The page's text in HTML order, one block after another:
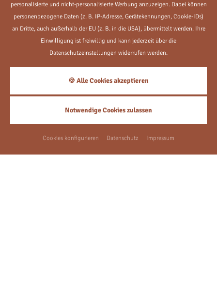
personalisierte und nicht-personalisierte Werbung anzuzeigen. Dabei können
personenbezogene Daten (z. B. IP-Adresse, Gerätekennungen, Cookie-IDs)
an Dritte, auch außerhalb der EU (z. B. in die USA), übermittelt werden. Ihre
Einwilligung ist freiwillig und kann jederzeit über die
Datenschutzeinstellungen widerrufen werden.
🍪 Alle Cookies akzeptieren
Notwendige Cookies zulassen
Cookies konfigurieren Datenschutz Impressum